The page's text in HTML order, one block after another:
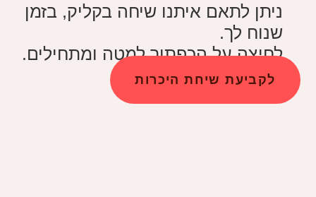
ניתן לתאם איתנו שיחה בקליק, בזמן
שנוח לך.
לחיצה על הכפתור למטה ומתחילים.
לקביעת שיחת היכרות